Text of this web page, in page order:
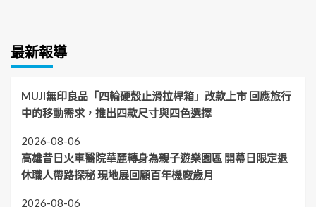
最新報導
MUJI無印良品「四輪硬殼止滑拉桿箱」改款上市 回應旅行
中的移動需求，推出四款尺寸與四色選擇
2026-08-06
高雄昔日火車醫院華麗轉身為親子遊樂園區 開幕日限定退
休職人帶路探秘 現地展回顧百年機廠歲月
2026-08-06